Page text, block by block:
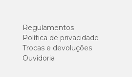
Regulamentos
Política de privacidade
Trocas e devoluções
Ouvidoria